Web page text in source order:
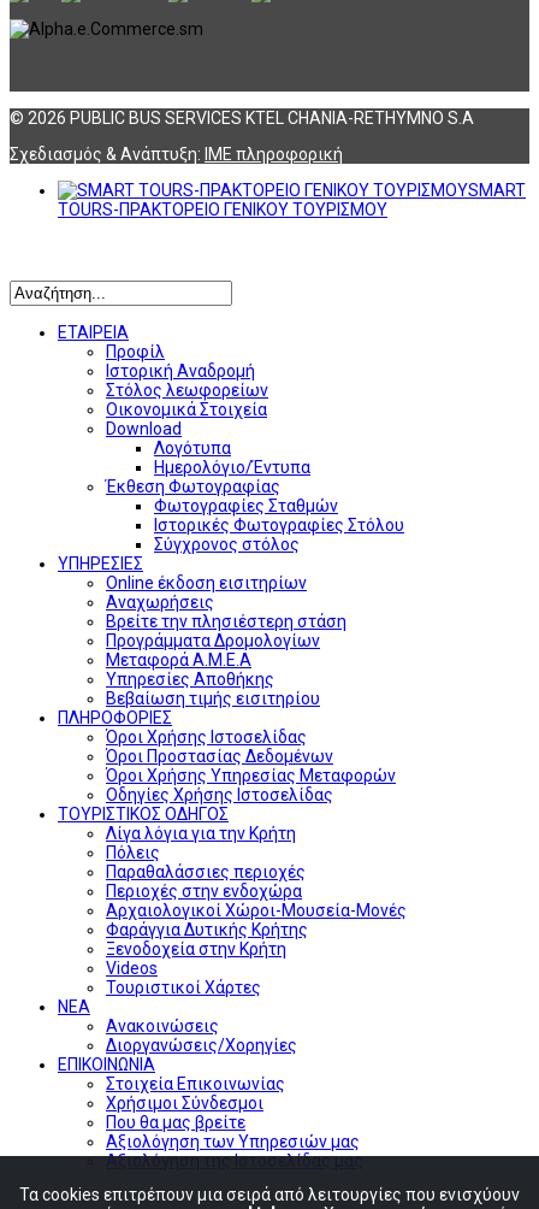
© 2026 PUBLIC BUS SERVICES KTEL CHANIA-RETHYMNO S.A
Σχεδιασμός & Ανάπτυξη: ΙΜΕ πληροφορική
SMART
TOURS-ΠΡΑΚΤΟΡΕΙΟ ΓΕΝΙΚΟΥ ΤΟΥΡΙΣΜΟΥ
ΕΤΑΙΡΕΙΑ
Προφίλ
Ιστορική Αναδρομή
Στόλος λεωφορείων
Οικονομικά Στοιχεία
Download
Λογότυπα
Ημερολόγιο/Έντυπα
Έκθεση Φωτογραφίας
Φωτογραφίες Σταθμών
Ιστορικές Φωτογραφίες Στόλου
Σύγχρονος στόλος
ΥΠΗΡΕΣΙΕΣ
Online έκδοση εισιτηρίων
Αναχωρήσεις
Βρείτε την πλησιέστερη στάση
Προγράμματα Δρομολογίων
Μεταφορά Α.Μ.Ε.Α
Υπηρεσίες Αποθήκης
Βεβαίωση τιμής εισιτηρίου
ΠΛΗΡΟΦΟΡΙΕΣ
Όροι Χρήσης Ιστοσελίδας
Όροι Προστασίας Δεδομένων
Όροι Χρήσης Υπηρεσίας Μεταφορών
Οδηγίες Χρήσης Ιστοσελίδας
ΤΟΥΡΙΣΤΙΚΟΣ ΟΔΗΓΟΣ
Λίγα λόγια για την Κρήτη
Πόλεις
Παραθαλάσσιες περιοχές
Περιοχές στην ενδοχώρα
Αρχαιολογικοί Χώροι-Μουσεία-Μονές
Φαράγγια Δυτικής Κρήτης
Ξενοδοχεία στην Κρήτη
Videos
Τουριστικοί Χάρτες
ΝΕΑ
Ανακοινώσεις
Διοργανώσεις/Χορηγίες
ΕΠΙΚΟΙΝΩΝΙΑ
Στοιχεία Επικοινωνίας
Χρήσιμοι Σύνδεσμοι
Που θα μας βρείτε
Αξιολόγηση των Υπηρεσιών μας
Αξιολόγηση της Ιστοσελίδας μας
Τα cookies επιτρέπουν μια σειρά από λειτουργίες που ενισχύουν